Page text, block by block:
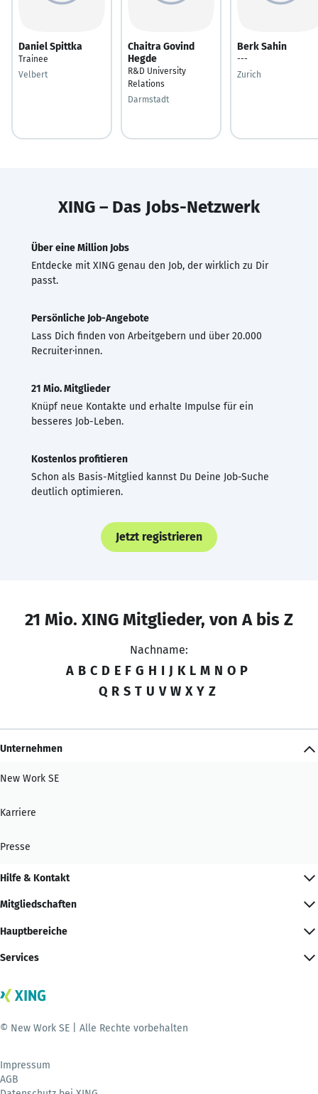
Daniel Spittka
Trainee
Velbert
Chaitra Govind
Hegde
R&D University
Relations
Darmstadt
Berk Sahin
---
Zurich
XING – Das Jobs-Netzwerk
Über eine Million Jobs
Entdecke mit XING genau den Job, der wirklich zu Dir
passt.
Persönliche Job-Angebote
Lass Dich finden von Arbeitgebern und über 20.000
Recruiter·innen.
21 Mio. Mitglieder
Knüpf neue Kontakte und erhalte Impulse für ein
besseres Job-Leben.
Kostenlos profitieren
Schon als Basis-Mitglied kannst Du Deine Job-Suche
deutlich optimieren.
Jetzt registrieren
21 Mio. XING Mitglieder, von A bis Z
Nachname:
A B C D E F G H I J K L M N O P
Q R S T U V W X Y Z
Unternehmen
New Work SE
Karriere
Presse
Hilfe & Kontakt
Mitgliedschaften
Hauptbereiche
Services
© New Work SE | Alle Rechte vorbehalten
Impressum
AGB